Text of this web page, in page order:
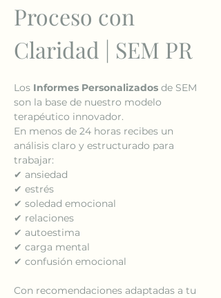
Proceso con
Claridad | SEM PR
Los Informes Personalizados de SEM
son la base de nuestro modelo
terapéutico innovador.
En menos de 24 horas recibes un
análisis claro y estructurado para
trabajar:
✔ ansiedad
✔ estrés
✔ soledad emocional
✔ relaciones
✔ autoestima
✔ carga mental
✔ confusión emocional
Con recomendaciones adaptadas a tu